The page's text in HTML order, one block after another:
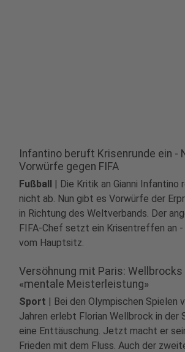
Infantino beruft Krisenrunde ein -
Vorwürfe gegen FIFA
Fußball | Die Kritik an Gianni Infantino
nicht ab. Nun gibt es Vorwürfe der
in Richtung des Weltverbands. Der
FIFA-Chef setzt ein Krisentreffen an
vom Hauptsitz.
Versöhnung mit Paris: Wellbrocks
«mentale Meisterleistung»
Sport | Bei den Olympischen Spielen
Jahren erlebt Florian Wellbrock in der
eine Enttäuschung. Jetzt macht er
Frieden mit dem Fluss. Auch der